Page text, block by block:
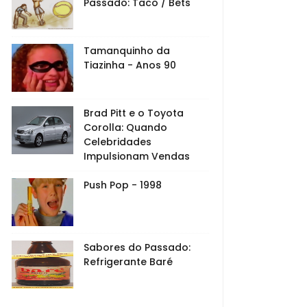
Passado: Taco / Bets
Tamanquinho da
Tiazinha - Anos 90
Brad Pitt e o Toyota
Corolla: Quando
Celebridades
Impulsionam Vendas
Push Pop - 1998
Sabores do Passado:
Refrigerante Baré